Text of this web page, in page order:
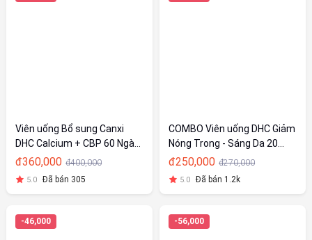
Viên uống Bổ sung Canxi
DHC Calcium + CBP 60 Ngày
(240 Viên)
đ360,000 đ400,000
5.0 Đã bán 305
COMBO Viên uống DHC Giảm
Nóng Trong - Sáng Da 20
Ngày (Rau Củ & Vitamin C)
đ250,000 đ270,000
5.0 Đã bán 1.2k
-46,000 -56,000